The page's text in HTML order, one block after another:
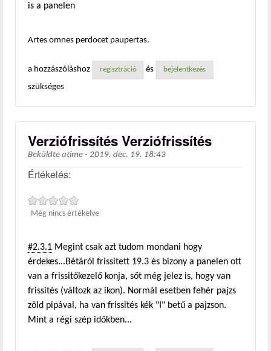
is a panelen
Artes omnes perdocet paupertas.
a hozzászóláshoz regisztráció és bejelentkezés
szükséges
Verziófrissítés Verziófrissítés
Beküldte atime - 2019. dec. 19. 18:43
Értékelés:
Még nincs értékelve
#2.3.1 Megint csak azt tudom mondani hogy
érdekes...Bétáról frissitett 19.3 és bizony a panelen ott
van a frissitőkezelő konja, sőt még jelez is, hogy van
frissités (változk az ikon). Normál esetben fehér pajzs
zöld pipával, ha van frissités kék "I" betű a pajzson.
Mint a régi szép időkben...